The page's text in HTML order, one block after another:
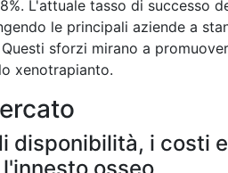
L'attuale tasso di successo
le principali aziende a
sforzi mirano a
xenotrapianto.
disponibilità, i costi